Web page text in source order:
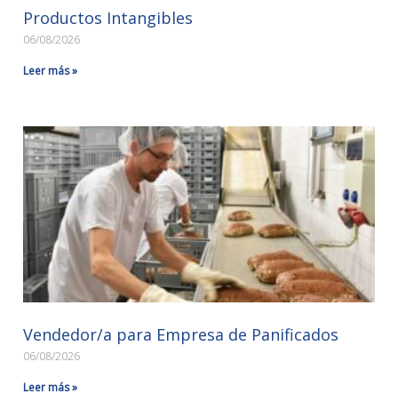
Productos Intangibles
06/08/2026
Leer más »
Vendedor/a para Empresa de Panificados
06/08/2026
Leer más »